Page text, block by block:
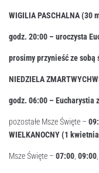
WIGILIA PASCHALNA (30
godz. 20:00 – uroczysta
prosimyprzynieść ze sobą
NIEDZIELA
godz. 06:00 – Eucharystia
pozostałe Msze Święte – 09:
WIELKANOCNY (1
Msze Święte – 07:00, 09:00,